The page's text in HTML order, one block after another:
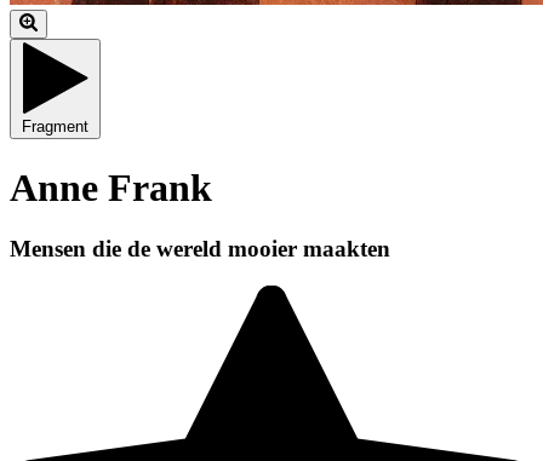
Fragment
Anne Frank
Mensen die de wereld mooier maakten